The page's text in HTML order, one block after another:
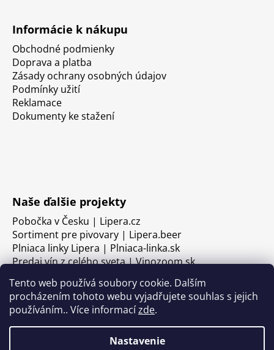
Tento web používá soubory cookie. Dalším
procházením tohoto webu vyjadřujete souhlas s jejich
používáním.. Více informacízde.
Nastavenie
Informácie k nákupu
Obchodné podmienky
Doprava a platba
Zásady ochrany osobných údajov
Podmínky užití
Reklamace
Dokumenty ke stažení
Naše ďalšie projekty
Pobočka v Česku | Lipera.cz
Sortiment pre pivovary | Lipera.beer
Plniaca linky Lipera | Plniaca-linka.sk
Predaj vín z celého sveta | Vinozoom.sk